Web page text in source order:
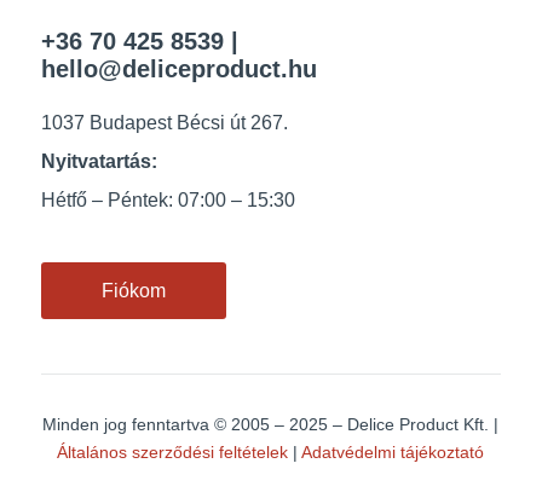
+36 70 425 8539|
hello@deliceproduct.hu
1037 Budapest Bécsi út 267.
Nyitvatartás:
Hétfő – Péntek: 07:00 – 15:30
Fiókom
Minden jog fenntartva© 2005 – 2025 – Delice Product Kft. |
Általános szerződési feltételek |Adatvédelmi tájékoztató